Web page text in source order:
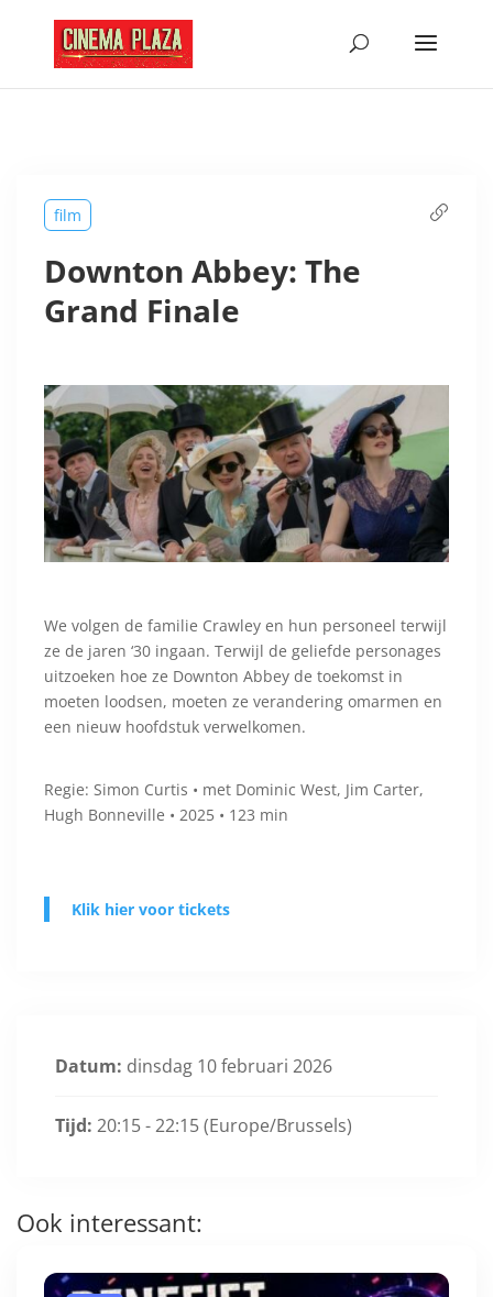
film
Downton Abbey: The
Grand Finale
We volgen de familie Crawley en hun personeel terwijl
ze de jaren ‘30 ingaan. Terwijl de geliefde personages
uitzoeken hoe ze Downton Abbey de toekomst in
moeten loodsen, moeten ze verandering omarmen en
een nieuw hoofdstuk verwelkomen.
Regie: Simon Curtis • met Dominic West, Jim Carter,
Hugh Bonneville • 2025 • 123 min
Klik hier voor tickets
Datum: dinsdag 10 februari 2026
Tijd: 20:15 - 22:15(Europe/Brussels)
Ook interessant: